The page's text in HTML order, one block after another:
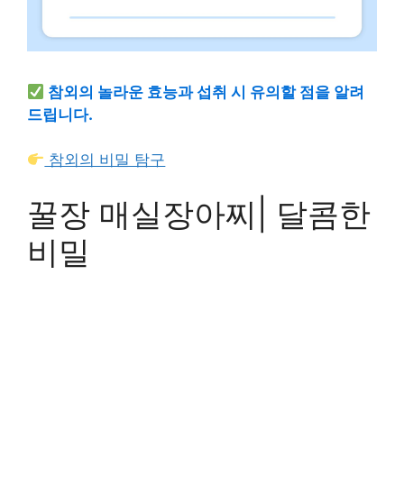
참외의 놀라운 효능과 섭취 시 유의할 점을 알려
드립니다.
참외의 비밀 탐구
꿀장 매실장아찌| 달콤한
비밀